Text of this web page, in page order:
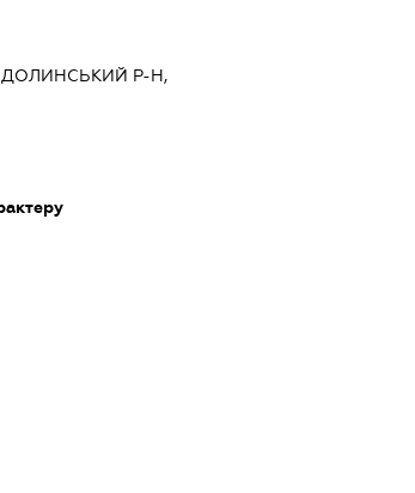
ДОЛИНСЬКИЙ Р-Н,